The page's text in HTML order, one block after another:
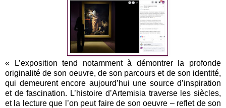
« L’exposition tend notamment à démontrer la profonde
originalité de son oeuvre, de son parcours et de son identité,
qui demeurent encore aujourd’hui une source d’inspiration
et de fascination. L’histoire d’Artemisia traverse les siècles,
et la lecture que l’on peut faire de son oeuvre – reflet de son